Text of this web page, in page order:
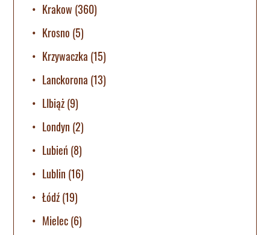
Krakow (360)
Krosno (5)
Krzywaczka (15)
Lanckorona (13)
LIbiąż(9)
Londyn (2)
Lubień (8)
Lublin (16)
Łódź(19)
Mielec(6)